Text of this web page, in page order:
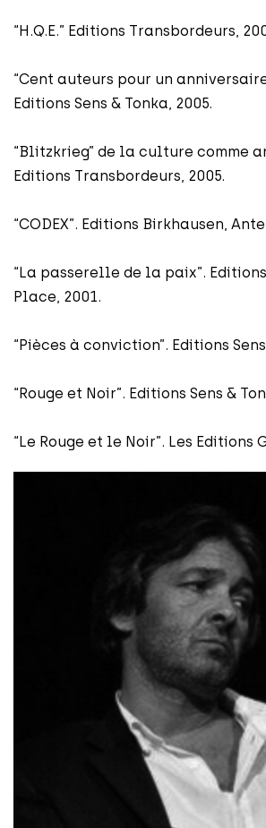
“H.Q.E.” Editions Transbordeurs,
“Cent auteurs pour un
Editions Sens & Tonka, 2005.
“Blitzkrieg” de la culture comme
Editions Transbordeurs, 2005.
“CODEX”. Editions Birkhausen,
“La passerelle de la paix”.
Place, 2001.
“Pièces à conviction”. Editions
“Rouge et Noir”. Editions Sens &
“Le Rouge et le Noir”. Les Editions